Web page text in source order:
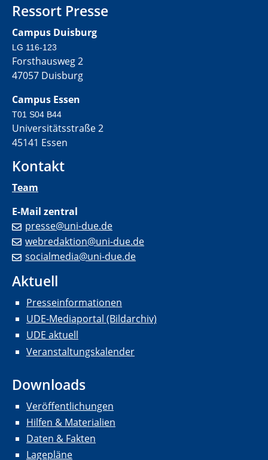
Ressort Presse
Campus Duisburg
LG 116-123
Forsthausweg 2
47057 Duisburg
Campus Essen
T01 S04 B44
Universitätsstraße 2
45141 Essen
Kontakt
Team
E-Mail zentral
presse@uni-due.de
webredaktion@uni-due.de
socialmedia@uni-due.de
Aktuell
Presseinformationen
UDE-Mediaportal (Bildarchiv)
UDE aktuell
Veranstaltungskalender
Downloads
Veröffentlichungen
Hilfen & Materialien
Daten & Fakten
Lagepläne